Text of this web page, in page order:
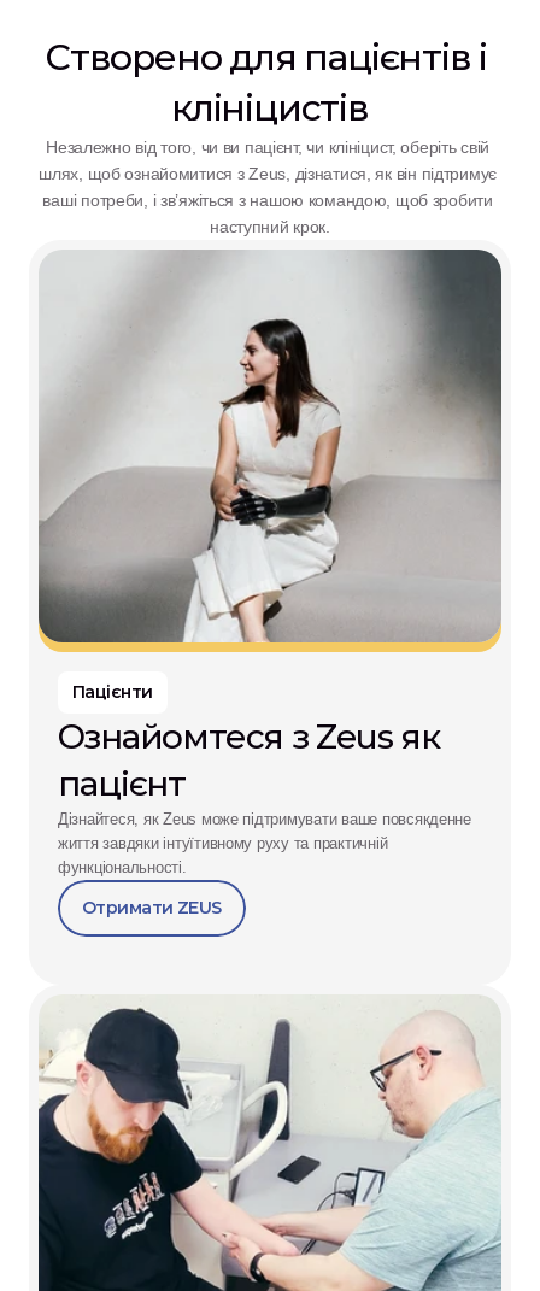
Створено для пацієнтів і
клініцистів
Незалежно від того, чи ви пацієнт, чи клініцист, оберіть свій
шлях, щоб ознайомитися з Zeus, дізнатися, як він підтримує
ваші потреби, і зв’яжіться з нашою командою, щоб зробити
наступний крок.
Пацієнти
Ознайомтеся з Zeus як
пацієнт
Дізнайтеся, як Zeus може підтримувати ваше повсякденне
життя завдяки інтуїтивному руху та практичній
функціональності.
Отримати ZEUS